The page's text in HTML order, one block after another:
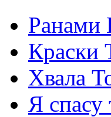
Ранами
Краски
Хвала
Я спасу